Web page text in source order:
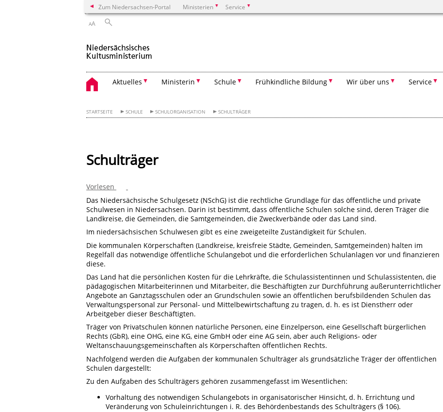
Zum Niedersachsen-Portal Ministerien Service
AA
Aktuelles Ministerin Schule Frühkindliche Bildung Wir über uns Service
STARTSEITE SCHULE SCHULORGANISATION SCHULTRÄGER
Schulträger
Vorlesen
Das Niedersächsische Schulgesetz (NSchG) ist die rechtliche Grundlage für das öffentliche und private
Schulwesen in Niedersachsen. Darin ist bestimmt, dass öffentliche Schulen solche sind, deren Träger die
Landkreise, die Gemeinden, die Samtgemeinden, die Zweckverbände oder das Land sind.
Im niedersächsischen Schulwesen gibt es eine zweigeteilte Zuständigkeit für Schulen.
Die kommunalen Körperschaften (Landkreise, kreisfreie Städte, Gemeinden, Samtgemeinden) halten im
Regelfall das notwendige öffentliche Schulangebot und die erforderlichen Schulanlagen vor und finanzieren
diese.
Das Land hat die persönlichen Kosten für die Lehrkräfte, die Schulassistentinnen und Schulassistenten, die
pädagogischen Mitarbeiterinnen und Mitarbeiter, die Beschäftigten zur Durchführung außerunterrichtlicher
Angebote an Ganztagsschulen oder an Grundschulen sowie an öffentlichen berufsbildenden Schulen das
Verwaltungspersonal zur Personal- und Mittelbewirtschaftung zu tragen, d. h. es ist Dienstherr oder
Arbeitgeber dieser Beschäftigten.
Träger von Privatschulen können natürliche Personen, eine Einzelperson, eine Gesellschaft bürgerlichen
Rechts (GbR), eine OHG, eine KG, eine GmbH oder eine AG sein, aber auch Religions- oder
Weltanschauungsgemeinschaften als Körperschaften öffentlichen Rechts.
Nachfolgend werden die Aufgaben der kommunalen Schulträger als grundsätzliche Träger der öffentlichen
Schulen dargestellt:
Zu den Aufgaben des Schulträgers gehören zusammengefasst im Wesentlichen:
Vorhaltung des notwendigen Schulangebots in organisatorischer Hinsicht, d. h. Errichtung und
Veränderung von Schuleinrichtungen i. R. des Behördenbestands des Schulträgers (§ 106).